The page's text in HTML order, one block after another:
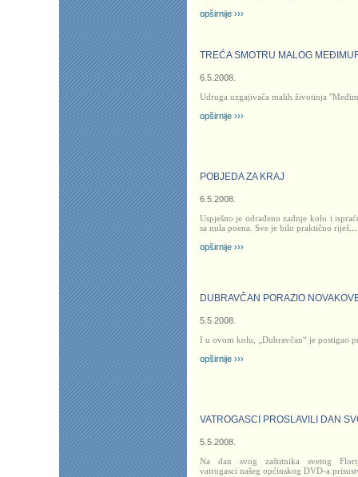
opširnije ›››
TREĆA SMOTRU MALOG
6.5.2008.
Udruga uzgajivača malih životinja
opširnije ›››
POBJEDA ZA KRAJ
6.5.2008.
Uspješno je odrađeno zadnje kolo i
sa nula poena. Sve je bilo praktično riješ...
opširnije ›››
DUBRAVČAN PORAZIO
5.5.2008.
I u ovom kolu, „Dubravčan“ je postigao
opširnije ›››
VATROGASCI PROSLAVILI DAN
5.5.2008.
Na dan svog zaštitnika svetog
vatrogasci našeg općinskog DVD-a